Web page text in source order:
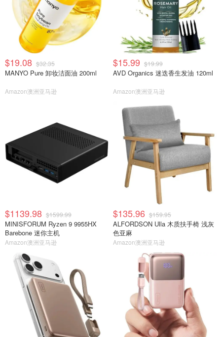
$19.08 $32.35
MANYO Pure 卸妆洁面油 200ml
Amazon澳洲亚马逊
$15.99 $19.99
AVD Organics 迷迭香生发油 120ml
Amazon澳洲亚马逊
$1139.98 $1599.99
MINISFORUM Ryzen 9 9955HX
Barebone 迷你主机
Amazon澳洲亚马逊
$135.96 $159.95
ALFORDSON Ulla 木质扶手椅 浅灰
色亚麻
Amazon澳洲亚马逊